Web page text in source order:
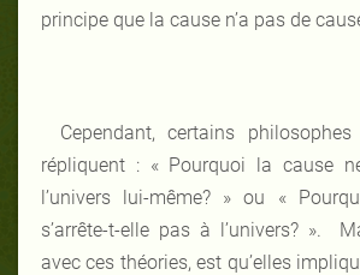
principe que la cause n’a pas de
Cependant, certains
répliquent : « Pourquoi la cause
l’univers lui-même? » ou «
s’arrête-t-elle pas à l’univers? ».
avec ces théories, est qu’elles